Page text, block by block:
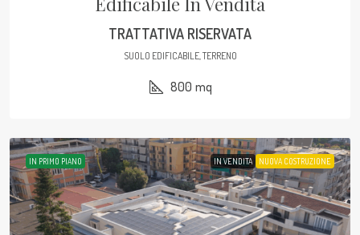
TRATTATIVA RISERVATA
SUOLO EDIFICABILE, TERRENO
800 mq
IN PRIMO PIANO IN VENDITA NUOVA COSTRUZIONE